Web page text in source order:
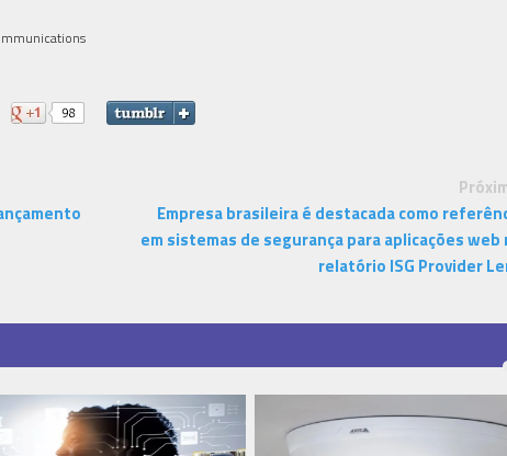
Empresa brasileira é destacada como
em sistemas de segurança para aplicações web
relatório ISG Provider